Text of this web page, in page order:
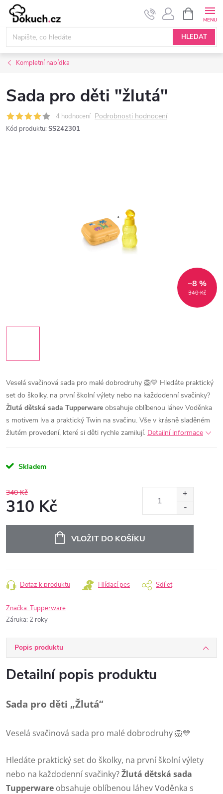
Přejít
obsah
HLEDAT
NÁKUPNÍ
KOŠÍK
Kompletní nabídka
Sada pro děti "žlutá"
4 hodnocení Podrobnosti hodnocení
Kód produktu: SS242301
340 Kč
–8 %
Veselá svačinová sada pro malé dobrodruhy 🦁💛 Hledáte praktický
set do školky, na první školní výlety nebo na každodenní svačinky?
Žlutá dětská sada Tupperware obsahuje oblíbenou láhev Voděnka
s motivem lva a praktický Twin na svačinu. Vše v krásně sladěném
žlutém provedení, které si děti rychle zamilují. Detailní informace
Skladem
340 Kč
310 Kč
VLOŽIT DO KOŠÍKU
Dotaz k produktu Hlídací pes Sdílet
Značka:Tupperware
Záruka: 2 roky
Popis produktu
Detailní popis produktu
Sada pro děti „Žlutá“
Veselá svačinová sada pro malé dobrodruhy 🦁💛
Hledáte praktický set do školky, na první školní výlety
nebo na každodenní svačinky?Žlutá dětská sada
Tupperware obsahuje oblíbenou láhev Voděnka s